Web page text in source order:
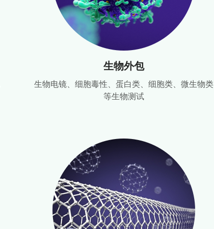
生物外包
生物电镜、细胞毒性、蛋白类、细胞类、微生物类
等生物测试